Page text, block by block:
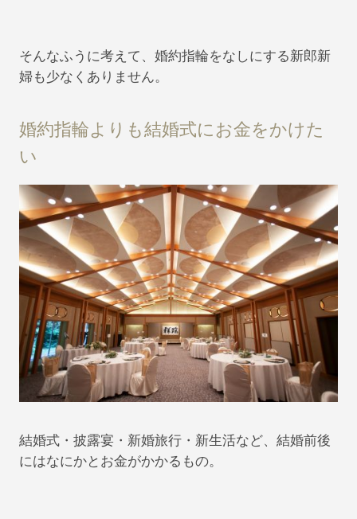
そんなふうに考えて、婚約指輪をなしにする新郎新
婦も少なくありません。
婚約指輪よりも結婚式にお金をかけた
い
結婚式・披露宴・新婚旅行・新生活など、結婚前後
にはなにかとお金がかかるもの。